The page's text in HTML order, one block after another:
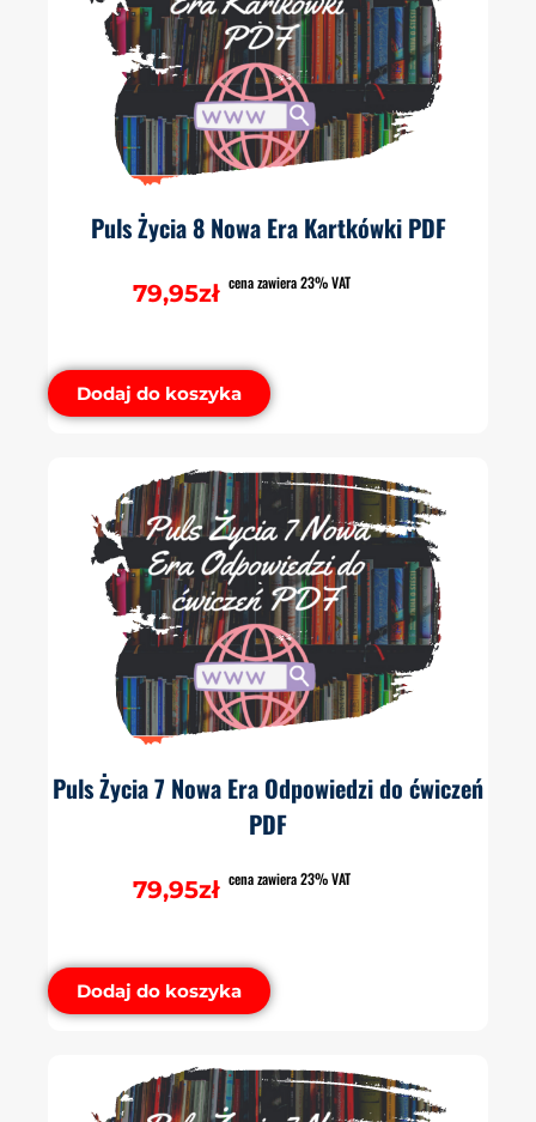
Puls Życia 8 Nowa Era Kartkówki PDF
79,95zł cena zawiera 23% VAT
Dodaj do koszyka
Puls Życia 7 Nowa Era Odpowiedzi do ćwiczeń
PDF
79,95zł cena zawiera 23% VAT
Dodaj do koszyka